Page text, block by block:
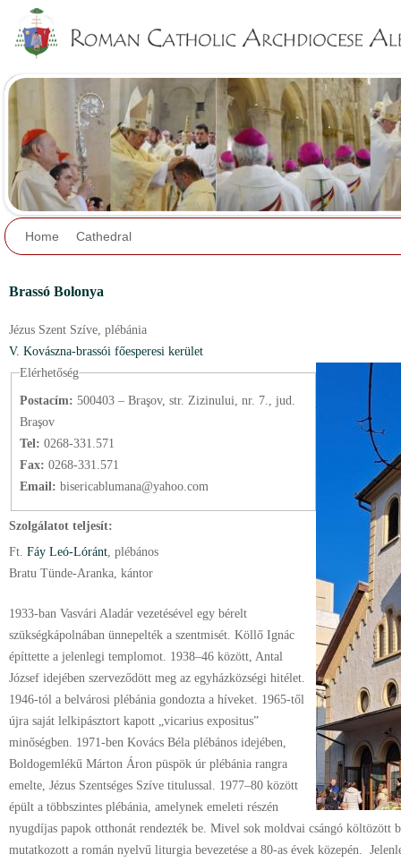
Home Cathedral
Brassó Bolonya
Jézus Szent Szíve, plébánia
V. Kovászna-brassói főesperesi kerület
Elérhetőség
Postacím: 500403 – Braşov, str. Zizinului, nr. 7., jud.
Braşov
Tel: 0268-331.571
Fax: 0268-331.571
Email: bisericablumana@yahoo.com
Szolgálatot teljesít:
Ft. Fáy Leó-Lóránt , plébános
Bratu Tünde-Aranka, kántor
1933-ban Vasvári Aladár vezetésével egy bérelt
szükségkápolnában ünnepelték a szentmisét. Köllő Ignác
építtette a jelenlegi templomot. 1938–46 között, Antal
József idejében szerveződött meg az egyházközségi hitélet.
1946-tól a belvárosi plébánia gondozta a híveket. 1965-től
újra saját lelkipásztort kapott „vicarius expositus”
minőségben. 1971-ben Kovács Béla plébános idejében,
Boldogemlékű Márton Áron püspök úr plébánia rangra
emelte, Jézus Szentséges Szíve titulussal. 1977–80 között
épült a többszintes plébánia, amelynek emeleti részén
nyugdíjas papok otthonát rendezték be. Mivel sok moldvai csángó költözött
mutatkozott a román nyelvű liturgia bevezetése a 80-as évek közepén.